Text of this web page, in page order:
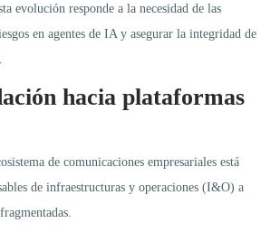
evolución responde a la necesidad de las
en agentes de IA y asegurar la integridad de
hacia plataformas
de comunicaciones empresariales está
de infraestructuras y operaciones (I&O) a